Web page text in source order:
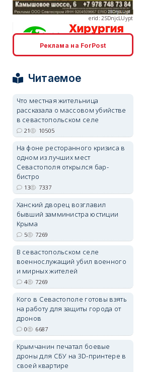
erid: 2SDnjcrDNw6
Реклама на ForPost
Читаемое
Что местная жительница
рассказала о массовом убийстве
в севастопольском селе
21 10505
На фоне ресторанного кризиса в
одном из лучших мест
Севастополя открылся бар-
бистро
13 7337
Ханский дворец возглавил
бывший замминистра юстиции
Крыма
5 7269
В севастопольском селе
военнослужащий убил военного
и мирных жителей
4 7269
Кого в Севастополе готовы взять
на работу для защиты города от
дронов
0 6687
Крымчанин печатал боевые
дроны для СБУ на 3D-принтере в
своей квартире